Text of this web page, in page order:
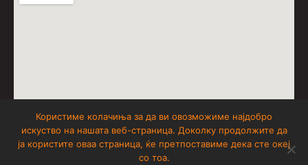
don’t forget to have fun
Користиме колачиња за да ви овозможиме најдобро
искуство на нашата веб-страница. Доколку продолжите да
ја користите оваа страница, ќе претпоставиме дека сте океј
со тоа.